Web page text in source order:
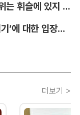
오심보다 더 뼈아픈 ‘침묵’...심판의 권위는 휘슬에 있지 않다 [박순규의 창]
경기 수 줄이자는 김태형 감독, ‘승부치기’에 대한 입장부터 밝혀야 [김대호의 야구생각]
더보기 >